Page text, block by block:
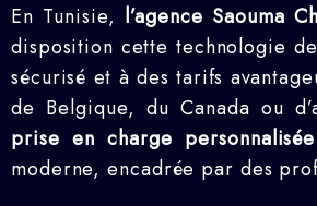
En Tunisie, l’agence Saouma
disposition cette technologie
sécurisé et à des tarifs
de Belgique, du Canada ou
prise en charge personnalisée
moderne, encadrée par des